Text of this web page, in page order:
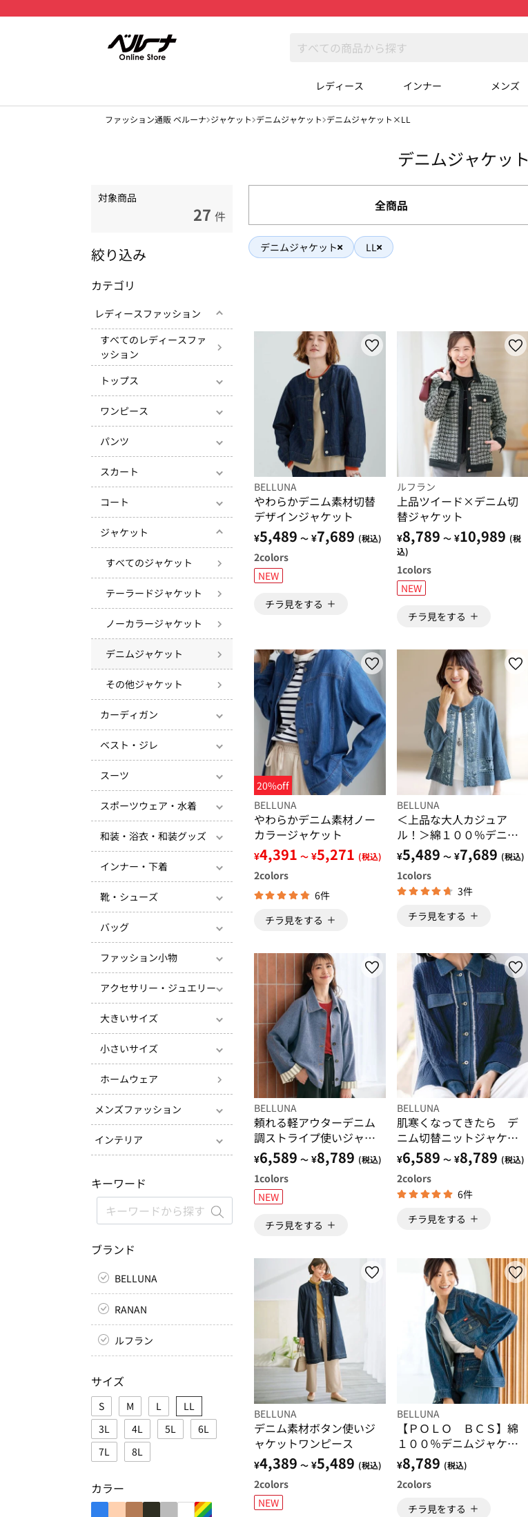
レディース インナー メンズ
ファッション通販 ベルーナ ジャケット デニムジャケット デニムジャケット×LL
デニムジャケット
対象商品
27 件
絞り込み
カテゴリ
レディースファッション
すべてのレディースファ
ッション
トップス
ワンピース
パンツ
スカート
コート
ジャケット
すべてのジャケット
テーラードジャケット
ノーカラージャケット
デニムジャケット
その他ジャケット
カーディガン
ベスト・ジレ
スーツ
スポーツウェア・水着
和装・浴衣・和装グッズ
インナー・下着
靴・シューズ
バッグ
ファッション小物
アクセサリー・ジュエリー
大きいサイズ
小さいサイズ
ホームウェア
メンズファッション
インテリア
キーワード
ブランド
BELLUNA
RANAN
ルフラン
サイズ
S M L
LL
3L
4L 5L
6L
7L
8L
カラー
全商品
デニムジャケット LL
BELLUNA
やわらかデニム素材切替
デザインジャケット
¥5,489 ～ ¥7,689 (税込)
2colors
NEW
チラ見をする
ルフラン
上品ツイード×デニム切
替ジャケット
¥8,789 ～ ¥10,989 (税
込)
1colors
NEW
チラ見をする
20%off
BELLUNA
やわらかデニム素材ノー
カラージャケット
¥4,391 ～ ¥5,271 (税込)
2colors
6件
チラ見をする
BELLUNA
＜上品な大人カジュア
ル！＞綿１００％デニム
レース切替ジャケット
¥5,489 ～ ¥7,689 (税込)
1colors
3件
チラ見をする
BELLUNA
頼れる軽アウターデニム
調ストライプ使いジャケ
ット
¥6,589 ～ ¥8,789 (税込)
1colors
NEW
チラ見をする
BELLUNA
肌寒くなってきたら デ
ニム切替ニットジャケッ
ト
¥6,589 ～ ¥8,789 (税込)
2colors
6件
チラ見をする
BELLUNA
デニム素材ボタン使いジ
ャケットワンピース
¥4,389 ～ ¥5,489 (税込)
2colors
NEW
BELLUNA
【ＰＯＬＯ ＢＣＳ】綿
１００％デニムジャケッ
ト
¥8,789 (税込)
2colors
チラ見をする